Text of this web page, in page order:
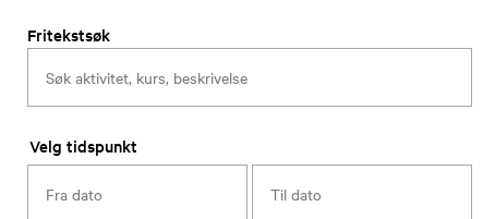
Fritekstsøk
Velg tidspunkt